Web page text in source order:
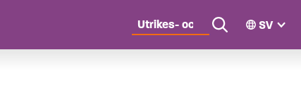
Search
SV